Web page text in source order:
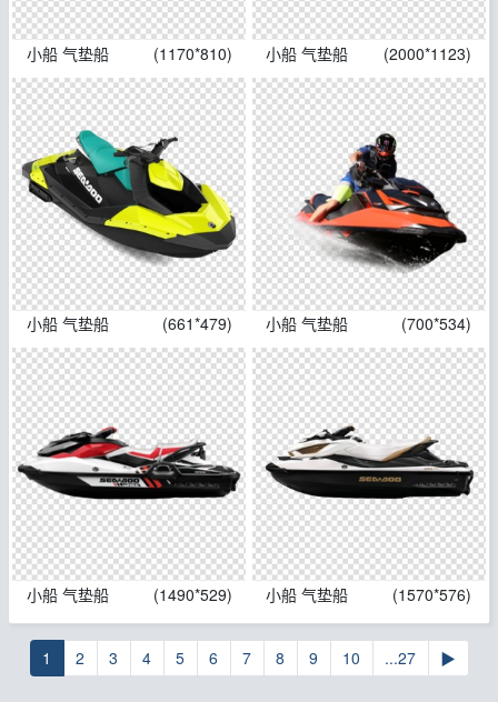
小船 气垫船 (1170*810) 小船 气垫船 (2000*1123)
小船 气垫船 (661*479) 小船 气垫船 (700*534)
小船 气垫船 (1490*529) 小船 气垫船 (1570*576)
1 2 3 4 5 6 7 8 9 10 ...27 ▶